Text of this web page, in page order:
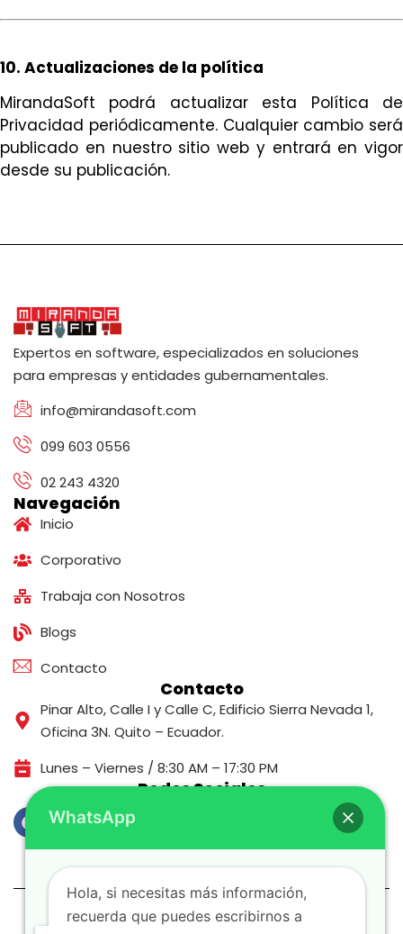
10. Actualizaciones de la política
MirandaSoft podrá actualizar esta Política de
Privacidad periódicamente. Cualquier cambio será
publicado en nuestro sitio web y entrará en vigor
desde su publicación.
Expertos en software, especializados en soluciones
para empresas y entidades gubernamentales.
info@mirandasoft.com
099 603 0556
02 243 4320
Navegación
Inicio
Corporativo
Trabaja con Nosotros
Blogs
Contacto
Contacto
Pinar Alto, Calle I y Calle C, Edificio Sierra Nevada 1,
Oficina 3N. Quito – Ecuador.
Lunes – Viernes / 8:30 AM – 17:30 PM
Redes Sociales
Política de Privacidad
Política Cookies
Gestionar mis Datos Personales
© 2026 COPYRIGHT, POWERED BY MIRANDASOFT
WhatsApp
Hola, si necesitas más información,
recuerda que puedes escribirnos a